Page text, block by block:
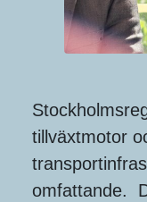
tillväxtmotor
omfattande.